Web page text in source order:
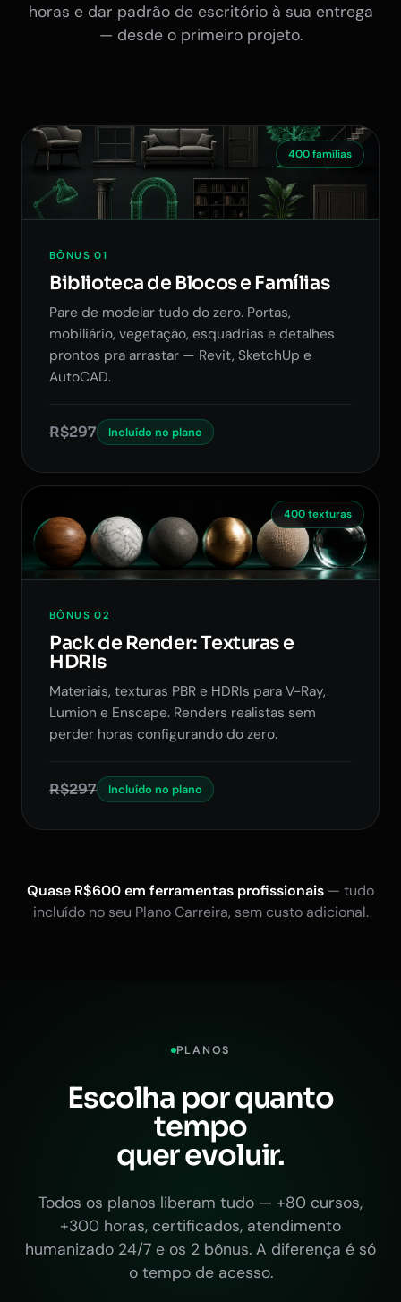
horas e dar padrão de escritório à sua entrega
— desde o primeiro projeto.
400 famílias
BÔNUS 01
Biblioteca de Blocos e Famílias
Pare de modelar tudo do zero. Portas,
mobiliário, vegetação, esquadrias e detalhes
prontos pra arrastar — Revit, SketchUp e
AutoCAD.
R$297 Incluído no plano
400 texturas
BÔNUS 02
Pack de Render: Texturas e
HDRIs
Materiais, texturas PBR e HDRIs para V-Ray,
Lumion e Enscape. Renders realistas sem
perder horas configurando do zero.
R$297 Incluído no plano
Quase R$600 em ferramentas profissionais — tudo
incluído no seu Plano Carreira, sem custo adicional.
PLANOS
Escolha por quanto
tempo
quer evoluir.
Todos os planos liberam tudo — +80 cursos,
+300 horas, certificados, atendimento
humanizado 24/7 e os 2 bônus. A diferença é só
o tempo de acesso.